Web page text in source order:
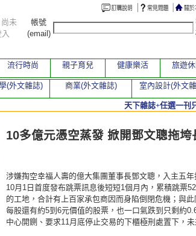
本期文章
10多億元憑空蒸發 掀開鄧文聰拖
涉嫌掏空幸福人壽的億大集團董事長鄧文聰，入主五
10月1日首度發布跳票訊息後短短1個月內，累積跳票
的工地，合計有上百家承包商因而身陷倒閉危機；與
每股還有約5到6元價值的股票，也一口氣跌到只剩約
中心開鍘、要求11月底停止交易的下櫃極刑處置下，
尚未
入
帳號
(email)
流行時尚 親子育兒 健康樂活 旅遊休
(外文雜誌) 商業(外文雜誌) 室內設計(外文
天下雜誌+任選一刊